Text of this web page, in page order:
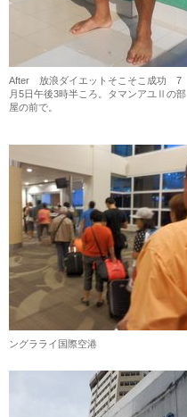
After 放浪ダイエットそこそこ成功 7
月5日午後3時半ころ。タマンアユⅡの部
屋の前で。
ングラライ国際空港